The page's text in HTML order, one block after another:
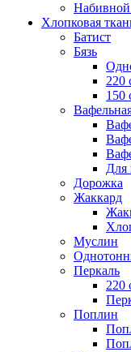
Набивной
Хлопковая
Батист
Бязь
220
150
Для
Дорожка
Жаккард
Муслин
Перкаль
220
Поплин